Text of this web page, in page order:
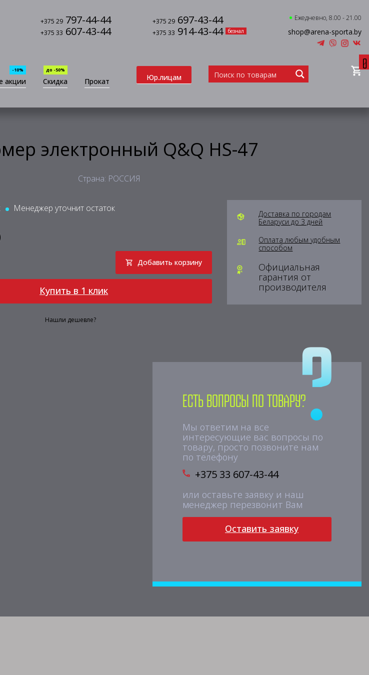
+375 29 797-44-44 +375 29 697-43-44
+375 33 607-43-44 +375 33 914-43-44 безнал
Ежедневно, 8.00 - 21.00
shop@arena-sporta.by
акции
-10%
Скидка
до -50%
Прокат Юр.лицам
0
электронный Q&Q HS-47
Страна: РОССИЯ
Менеджер уточнит остаток
Добавить корзину
Купить в 1 клик
Нашли дешевле?
Доставка по городам
Беларуси до 3 дней
Оплата любым удобным
способом
Официальная
гарантия от
производителя
Есть вопросы по товару?
Мы ответим на все
интересующие вас вопросы по
товару, просто позвоните нам
по телефону
+375 33 607-43-44
или оставьте заявку и наш
менеджер перезвонит Вам
Оставить заявку